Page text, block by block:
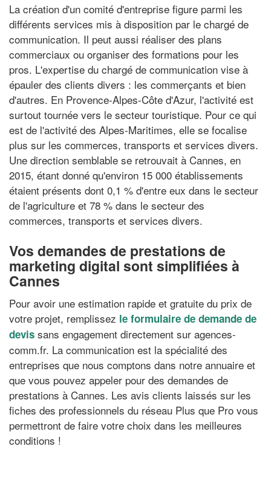
La création d'un comité d'entreprise figure parmi les
différents services mis à disposition par le chargé de
communication. Il peut aussi réaliser des plans
commerciaux ou organiser des formations pour les
pros. L'expertise du chargé de communication vise à
épauler des clients divers : les commerçants et bien
d'autres. En Provence-Alpes-Côte d'Azur, l'activité est
surtout tournée vers le secteur touristique. Pour ce qui
est de l'activité des Alpes-Maritimes, elle se focalise
plus sur les commerces, transports et services divers.
Une direction semblable se retrouvait à Cannes, en
2015, étant donné qu'environ 15 000 établissements
étaient présents dont 0,1 % d'entre eux dans le secteur
de l'agriculture et 78 % dans le secteur des
commerces, transports et services divers.
Vos demandes de prestations de
marketing digital sont simplifiées à
Cannes
Pour avoir une estimation rapide et gratuite du prix de
votre projet, remplissez le formulaire de demande de
devis sans engagement directement sur agences-
comm.fr. La communication est la spécialité des
entreprises que nous comptons dans notre annuaire et
que vous pouvez appeler pour des demandes de
prestations à Cannes. Les avis clients laissés sur les
fiches des professionnels du réseau Plus que Pro vous
permettront de faire votre choix dans les meilleures
conditions !